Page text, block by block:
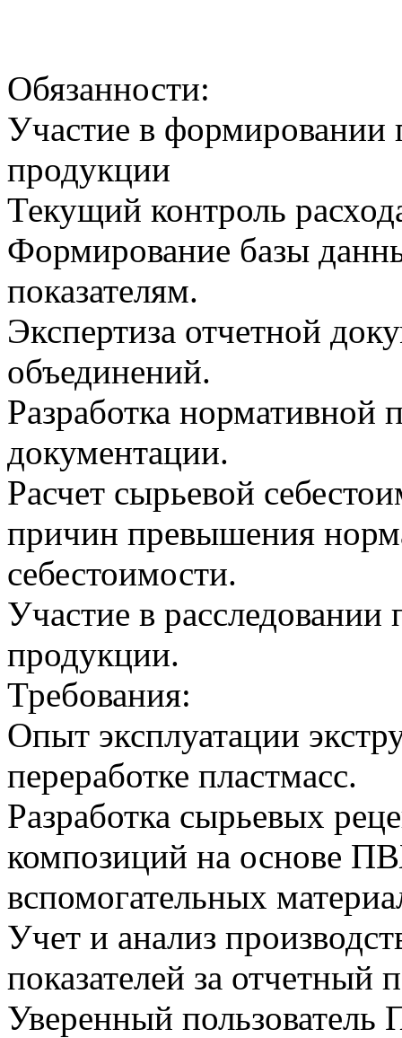
Обязанности:
Участие в формировании
продукции
Текущий контроль
Формирование базы
показателям.
Экспертиза отчетной
объединений.
Разработка нормативной
документации.
Расчет сырьевой
причин превышения
себестоимости.
Участие в
продукции.
Требования:
Опыт эксплуатации
переработке пластмасс.
Разработка сырьевых
композиций на основе
вспомогательных
Учет и анализ
показателей за отчетный
Уверенный пользователь